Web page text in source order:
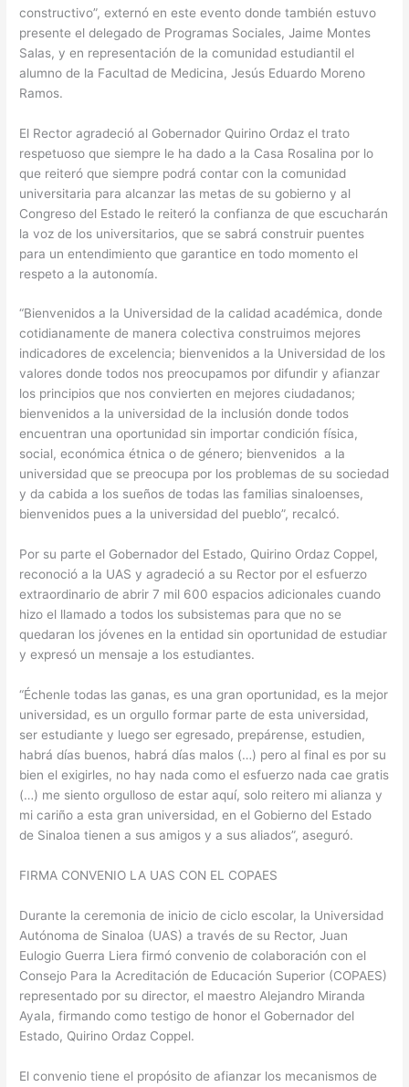
constructivo”, externó en este evento donde también estuvo
presente el delegado de Programas Sociales, Jaime Montes
Salas, y en representación de la comunidad estudiantil el
alumno de la Facultad de Medicina, Jesús Eduardo Moreno
Ramos.
El Rector agradeció al Gobernador Quirino Ordaz el trato
respetuoso que siempre le ha dado a la Casa Rosalina por lo
que reiteró que siempre podrá contar con la comunidad
universitaria para alcanzar las metas de su gobierno y al
Congreso del Estado le reiteró la confianza de que escucharán
la voz de los universitarios, que se sabrá construir puentes
para un entendimiento que garantice en todo momento el
respeto a la autonomía.
“Bienvenidos a la Universidad de la calidad académica, donde
cotidianamente de manera colectiva construimos mejores
indicadores de excelencia; bienvenidos a la Universidad de los
valores donde todos nos preocupamos por difundir y afianzar
los principios que nos convierten en mejores ciudadanos;
bienvenidos a la universidad de la inclusión donde todos
encuentran una oportunidad sin importar condición física,
social, económica étnica o de género; bienvenidos a la
universidad que se preocupa por los problemas de su sociedad
y da cabida a los sueños de todas las familias sinaloenses,
bienvenidos pues a la universidad del pueblo”, recalcó.
Por su parte el Gobernador del Estado, Quirino Ordaz Coppel,
reconoció a la UAS y agradeció a su Rector por el esfuerzo
extraordinario de abrir 7 mil 600 espacios adicionales cuando
hizo el llamado a todos los subsistemas para que no se
quedaran los jóvenes en la entidad sin oportunidad de estudiar
y expresó un mensaje a los estudiantes.
“Échenle todas las ganas, es una gran oportunidad, es la mejor
universidad, es un orgullo formar parte de esta universidad,
ser estudiante y luego ser egresado, prepárense, estudien,
habrá días buenos, habrá días malos (…) pero al final es por su
bien el exigirles, no hay nada como el esfuerzo nada cae gratis
(…) me siento orgulloso de estar aquí, solo reitero mi alianza y
mi cariño a esta gran universidad, en el Gobierno del Estado
de Sinaloa tienen a sus amigos y a sus aliados”, aseguró.
FIRMA CONVENIO LA UAS CON EL COPAES
Durante la ceremonia de inicio de ciclo escolar, la Universidad
Autónoma de Sinaloa (UAS) a través de su Rector, Juan
Eulogio Guerra Liera firmó convenio de colaboración con el
Consejo Para la Acreditación de Educación Superior (COPAES)
representado por su director, el maestro Alejandro Miranda
Ayala, firmando como testigo de honor el Gobernador del
Estado, Quirino Ordaz Coppel.
El convenio tiene el propósito de afianzar los mecanismos de